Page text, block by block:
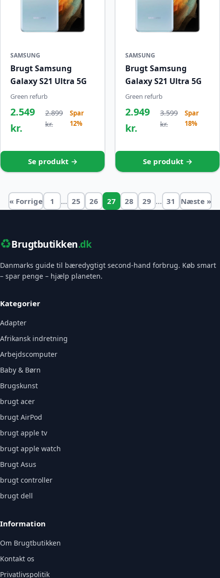
SAMSUNG
Brugt Samsung
Galaxy S21 Ultra 5G
Green refurb
2.549
kr.
2.899
kr.
Spar
12%
Se produkt →
SAMSUNG
Brugt Samsung
Galaxy S21 Ultra 5G
Green refurb
2.949
kr.
3.599
kr.
Spar
18%
Se produkt →
« Forrige 1 … 25 26 27 28 29 … 31 Næste »
♻️Brugtbutikken.dk
Danmarks guide til bæredygtigt second-hand forbrug. Køb smart
– spar penge – hjælp planeten.
Kategorier
Adapter
Afrikansk indretning
Arbejdscomputer
Baby & Børn
Brugskunst
brugt acer
brugt AirPod
brugt apple tv
brugt apple watch
Brugt Asus
brugt controller
brugt dell
Information
Om Brugtbutikken
Kontakt os
Privatlivspolitik